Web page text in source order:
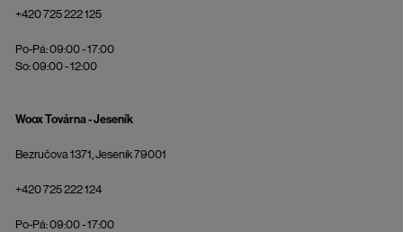
+420 725 222 125
Po-Pá: 09:00 - 17:00
So: 09:00 - 12:00
Woox Továrna - Jeseník
Bezručova 1371, Jeseník 79001
+420 725 222 124
Po-Pá: 09:00 - 17:00